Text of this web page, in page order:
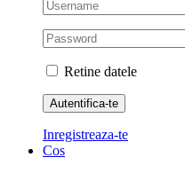
Retine datele
Inregistreaza-te
Cos